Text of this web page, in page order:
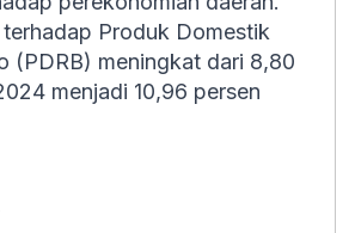
Produk Domestik
(PDRB) meningkat dari 8,80
menjadi 10,96 persen